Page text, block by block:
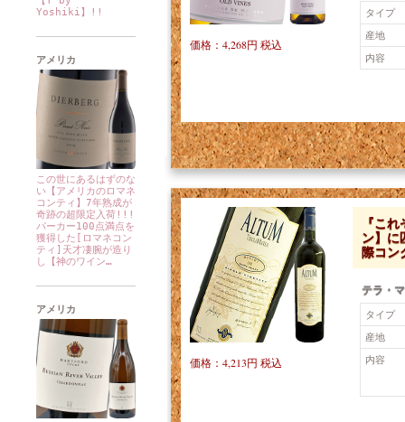
Yoshiki】!!
アメリカ
この世にあるはずのな
い【アメリカのロマネ
コンティ】7年熟成が
奇跡の超限定入荷!!!
パーカー100点満点を
獲得した[ロマネコン
ティ]天才凄腕が造り
し【神のワイン…
アメリカ
タイプ
産地
内容
価格：4,268円 税込
『こ
ン】に
際コ
テラ・
タイプ
産地
内容
価格：4,213円 税込